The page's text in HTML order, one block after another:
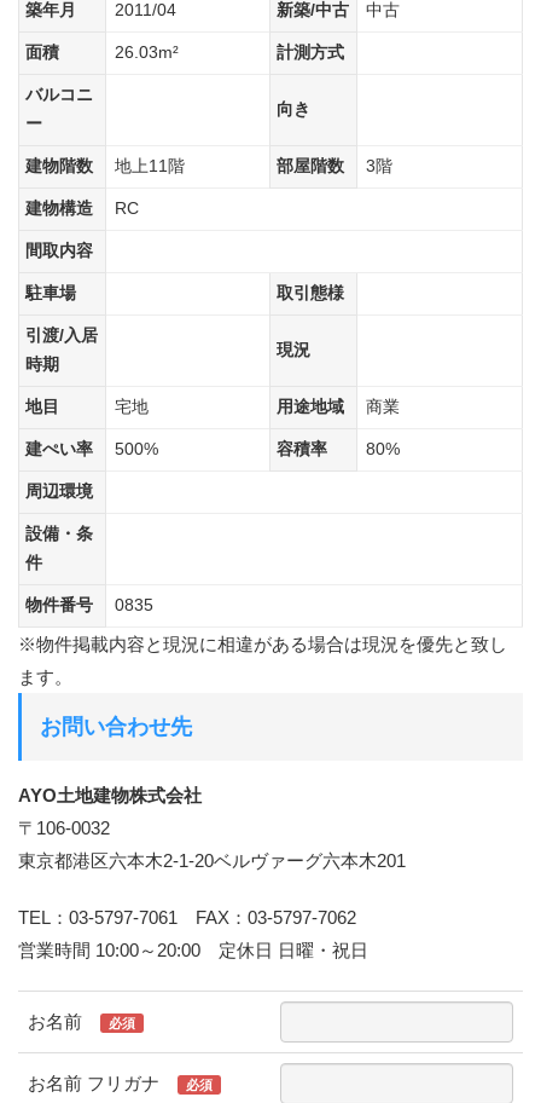
築年月 2011/04 新築/中古 中古
面積 26.03m² 計測方式
バルコニ
ー
向き
建物階数 地上11階 部屋階数 3階
建物構造 RC
間取内容
駐車場 取引態様
引渡/入居
時期
現況
地目 宅地 用途地域 商業
建ぺい率 500% 容積率 80%
周辺環境
設備・条
件
物件番号 0835
※物件掲載内容と現況に相違がある場合は現況を優先と致し
ます。
お問い合わせ先
AYO土地建物株式会社
〒106-0032
東京都港区六本木2-1-20ベルヴァーグ六本木201
TEL：03-5797-7061 FAX：03-5797-7062
営業時間 10:00～20:00 定休日 日曜・祝日
お名前 必須
お名前 フリガナ 必須